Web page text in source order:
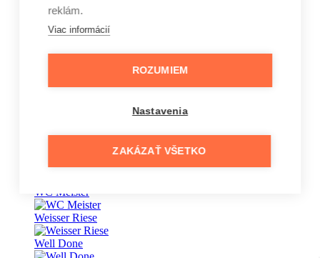
reklám.
Viac informácií
ROZUMIEM
Nastavenia
ZAKÁZAŤ VŠETKO
Veet
Vernel
Wansou
wave
WC Meister
Weisser Riese
Well Done